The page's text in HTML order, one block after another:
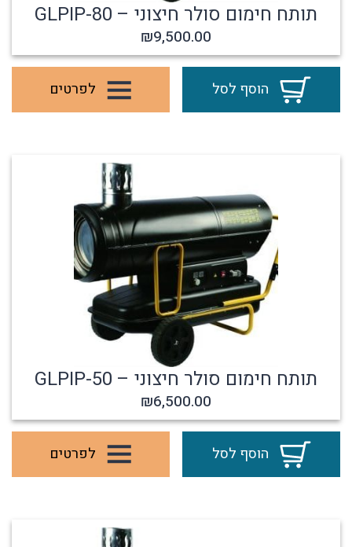
תותח חימום סולר חיצוני – GLPIP-80
₪9,500.00
הוסף לסל לפרטים
תותח חימום סולר חיצוני – GLPIP-50
₪6,500.00
הוסף לסל לפרטים